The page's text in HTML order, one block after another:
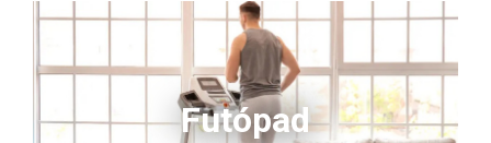
Futópad